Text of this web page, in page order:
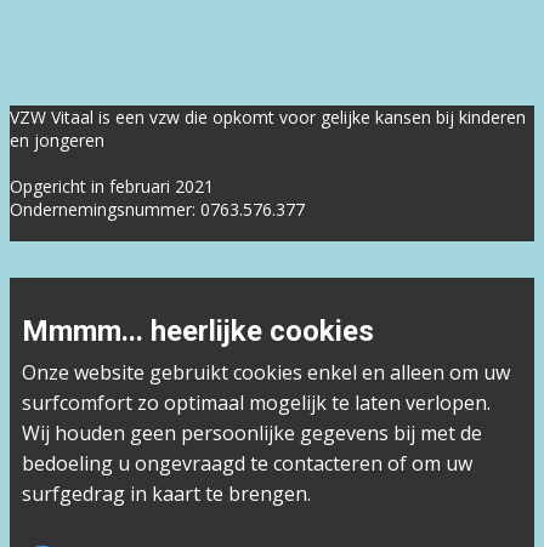
VZW Vitaal is een vzw die opkomt voor gelijke kansen bij kinderen
en jongeren
Opgericht in februari 2021
Ondernemingsnummer: 0763.576.377
Mmmm... heerlijke cookies
Onze website gebruikt cookies enkel en alleen om uw
surfcomfort zo optimaal mogelijk te laten verlopen.
Wij houden geen persoonlijke gegevens bij met de
bedoeling u ongevraagd te contacteren of om uw
surfgedrag in kaart te brengen.